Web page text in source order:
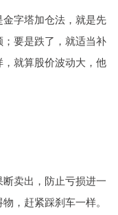
字塔加仓法，就是先
要是跌了，就适当补
就算股价波动大，他
卖出，防止亏损进一
，赶紧踩刹车一样。